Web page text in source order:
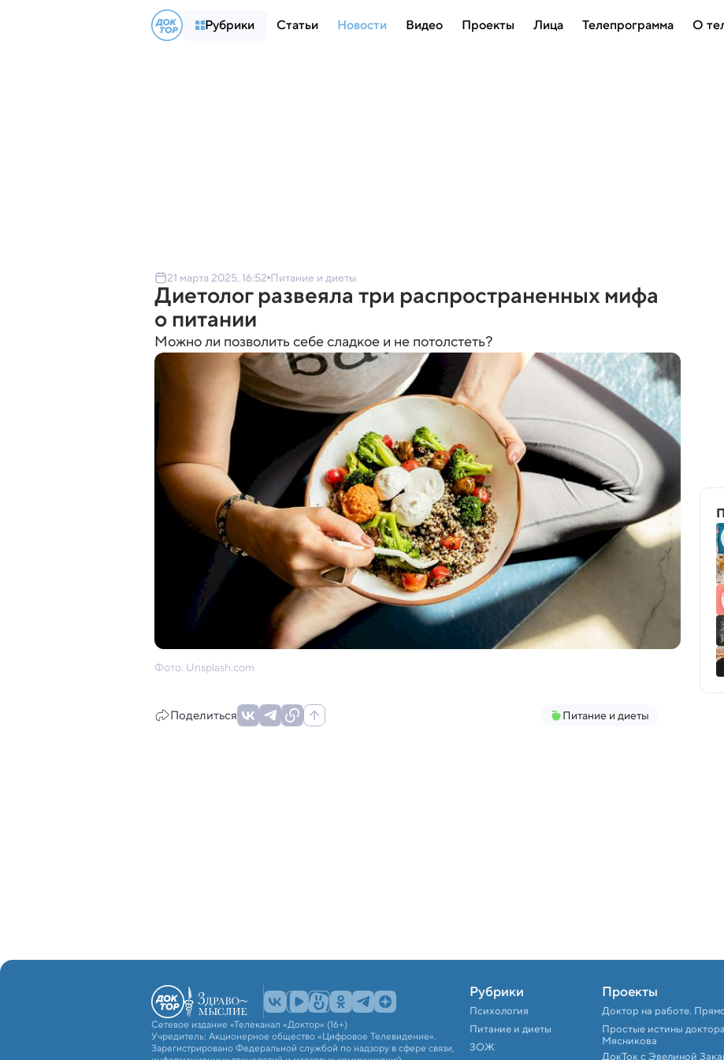
Рубрики Статьи Новости Видео Проекты Лица Телепрограмма О
21 марта 2025, 16:52 Питание и диеты
Диетолог развеяла три распространенных мифа
о питании
Можно ли позволить себе сладкое и не потолстеть?
Фото: Unsplash.com
Поделиться Питание и диеты
Сетевое издание «Телеканал «Доктор» (16+)
Учредитель: Акционерное общество «Цифровое Телевидение».
Зарегистрировано Федеральной службой по надзору в сфере связи,
Рубрики
Психология
Питание и диеты
ЗОЖ
Проекты
Доктор на работе.
Простые истины доктора
Мясникова
ДокТок с Эвелиной